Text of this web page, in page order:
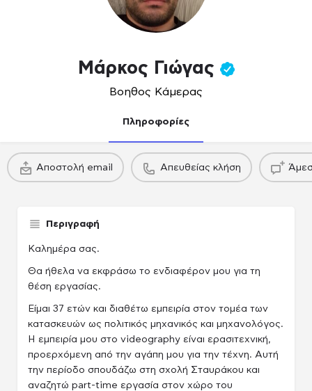
Μάρκος Γιώγας
Βοηθος Κάμερας
Πληροφορίες
Αποστολή email
Παραγωγού / Casing agency
Απευθείας κλήση
Παραγωγού / Casing agency
Παραγωγού
Περιγραφή
Καλημέρα σας.
Θα ήθελα να εκφράσω το ενδιαφέρον μου για τη
θέση εργασίας.
Είμαι 37 ετών και διαθέτω εμπειρία στον τομέα των
κατασκευών ως πολιτικός μηχανικός και μηχανολόγος.
Η εμπειρία μου στο videography είναι ερασιτεχνική,
προερχόμενη από την αγάπη μου για την τέχνη. Αυτή
την περίοδο σπουδάζω στη σχολή Σταυράκου και
αναζητώ part-time εργασία στον χώρο του